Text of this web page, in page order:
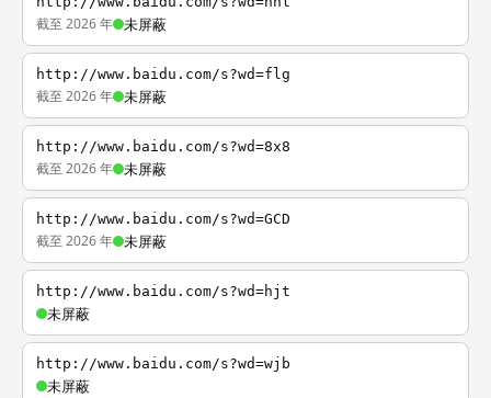
截至 2026 年 未屏蔽
http://www.baidu.com/s?wd=flg
截至 2026 年 未屏蔽
http://www.baidu.com/s?wd=8x8
截至 2026 年 未屏蔽
http://www.baidu.com/s?wd=GCD
截至 2026 年 未屏蔽
http://www.baidu.com/s?wd=hjt
未屏蔽
http://www.baidu.com/s?wd=wjb
未屏蔽